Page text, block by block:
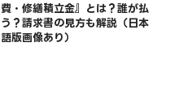
費・修繕積立金』とは？誰が払
う？請求書の見方も解説（日本
語版画像あり）